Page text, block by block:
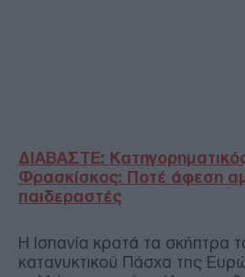
ΔΙΑΒΑΣΤΕ:
Φρασκίσκος: Ποτέ άφεση
παιδεραστές
Η Ισπανία κρατά τα σκήπτρα
κατανυκτικού Πάσχα της